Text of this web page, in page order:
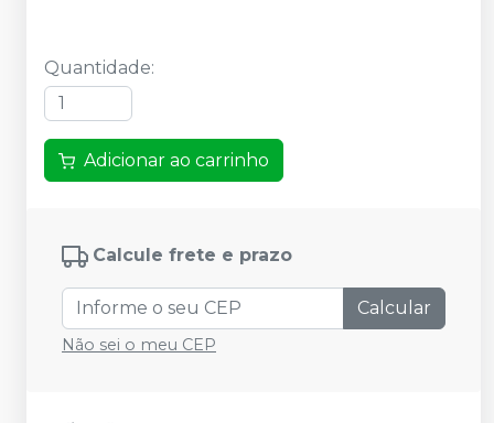
Quantidade:
Adicionar ao carrinho
Calcule frete e prazo
Calcular
Não sei o meu CEP